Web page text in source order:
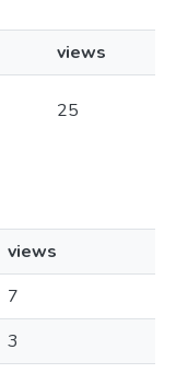
views
25
views
7
3